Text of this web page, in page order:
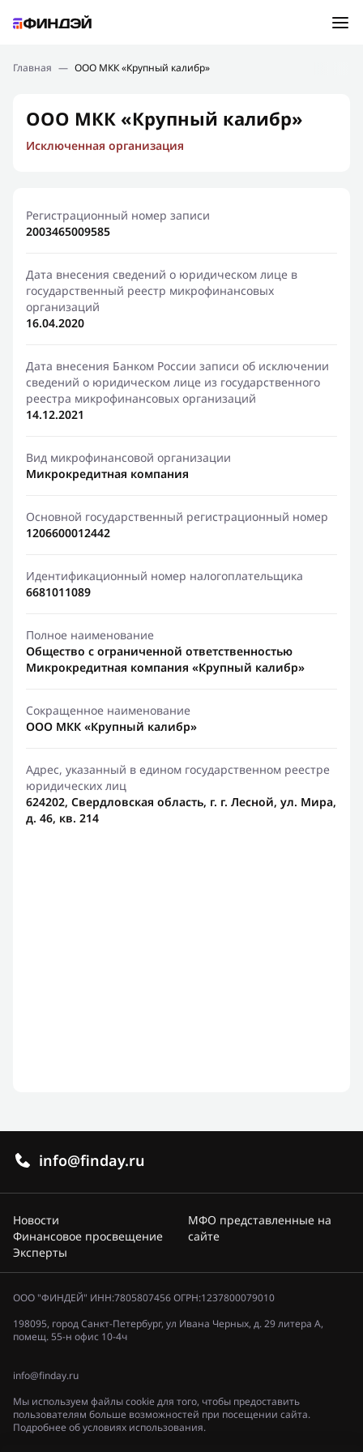
Подбор займа
Новости
Финансовое просвещение
Главная — ООО МКК «Крупный калибр»
ООО МКК «Крупный калибр»
Исключенная организация
Регистрационный номер записи
2003465009585
Дата внесения сведений о юридическом лице в
государственный реестр микрофинансовых
организаций
16.04.2020
Дата внесения Банком России записи об исключении
сведений о юридическом лице из государственного
реестра микрофинансовых организаций
14.12.2021
Вид микрофинансовой организации
Микрокредитная компания
Основной государственный регистрационный номер
1206600012442
Идентификационный номер налогоплательщика
6681011089
Полное наименование
Общество с ограниченной ответственностью
Микрокредитная компания «Крупный калибр»
Сокращенное наименование
ООО МКК «Крупный калибр»
Адрес, указанный в едином государственном реестре
юридических лиц
624202, Свердловская область, г. г. Лесной, ул. Мира,
д. 46, кв. 214
info@finday.ru
Новости
Финансовое просвещение
Эксперты
МФО представленные на
сайте
ООО "ФИНДЕЙ" ИНН:7805807456 ОГРН:1237800079010
198095, город Санкт-Петербург, ул Ивана Черных, д. 29 литера А,
помещ. 55-н офис 10-4ч
info@finday.ru
Мы используем файлы cookie для того, чтобы предоставить
пользователям больше возможностей при посещении сайта.
Подробнее об условиях использования.
Ошибка:Контактная форма не найдена.
Спасибо, что написали нам
Мы свяжемся с Вами в ближайшее время и сообщим
результат
Отправить новый запрос